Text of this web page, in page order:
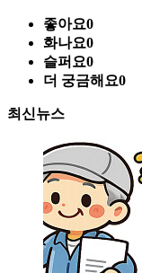
좋아요0
화나요0
슬퍼요0
더 궁금해요0
최신뉴스